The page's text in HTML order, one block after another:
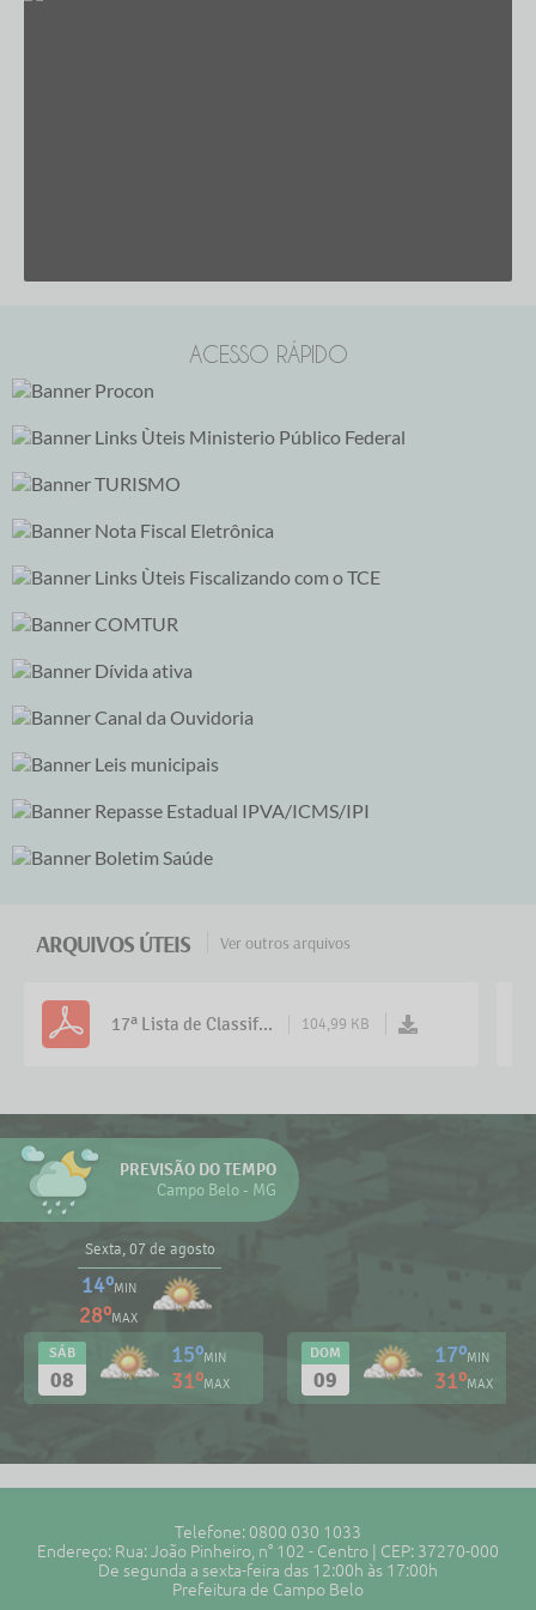
ACESSO RÁPIDO
ARQUIVOS ÚTEIS Ver outros arquivos
17ª Lista de Classif... 104,99 KB
PREVISÃO DO TEMPO
Campo Belo - MG
Sexta, 07 de agosto
14ºMIN
28ºMAX
SÁB
08
15ºMIN
31ºMAX
DOM
09
17ºMIN
31ºMAX
Telefone: 0800 030 1033
Endereço: Rua: João Pinheiro, n° 102 - Centro | CEP: 37270-000
De segunda a sexta-feira das 12:00h às 17:00h
Prefeitura de Campo Belo